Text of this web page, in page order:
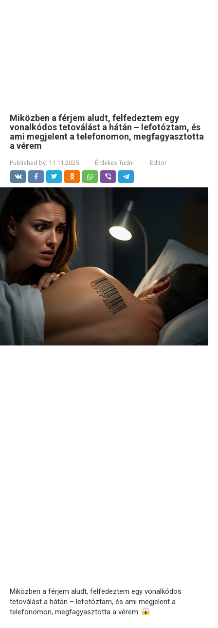
Miközben a férjem aludt, felfedeztem egy
vonalkódos tetoválást a hátán – lefotóztam, és
ami megjelent a telefonomon, megfagyasztotta
a vérem
Published by: 11.11.2025 Érdekes Tudni Editor
Miközben a férjem aludt, felfedeztem egy vonalkódos
tetoválást a hátán – lefotóztam, és ami megjelent a
telefonomon, megfagyasztotta a vérem.